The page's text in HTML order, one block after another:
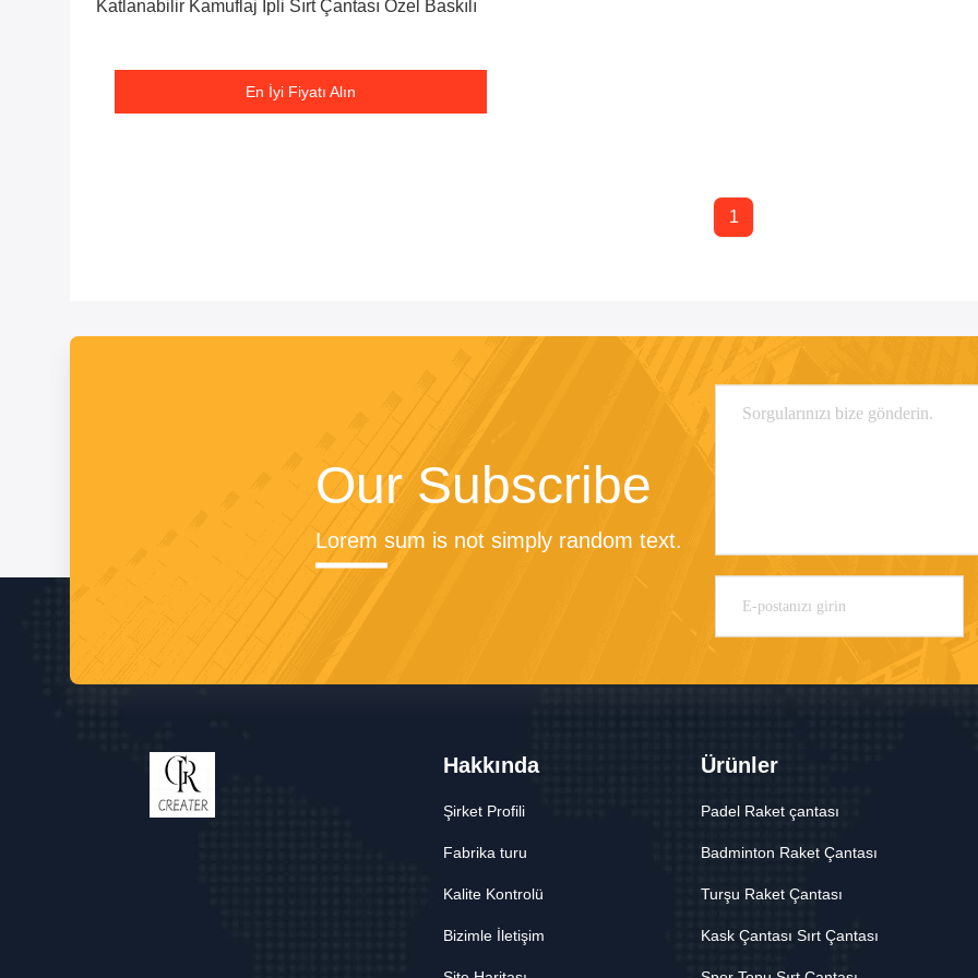
Katlanabilir Kamuflaj İpli Sırt Çantası Özel Baskılı
En İyi Fiyatı Alın
1
Our Subscribe
Lorem sum is not simply random text.
Hakkında
Şirket Profili
Fabrika turu
Kalite Kontrolü
Bizimle İletişim
Ürünler
Padel Raket çantası
Badminton Raket Çantası
Turşu Raket Çantası
Kask Çantası Sırt Çantası